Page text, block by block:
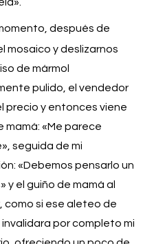
después de
mosaico y deslizarnos
de mármol
pulido, el vendedor
precio y entonces viene
mamá: «Me parece
seguida de mi
«Debemos pensarlo un
y el guiño de mamá al
como si ese aleteo de
por completo mi